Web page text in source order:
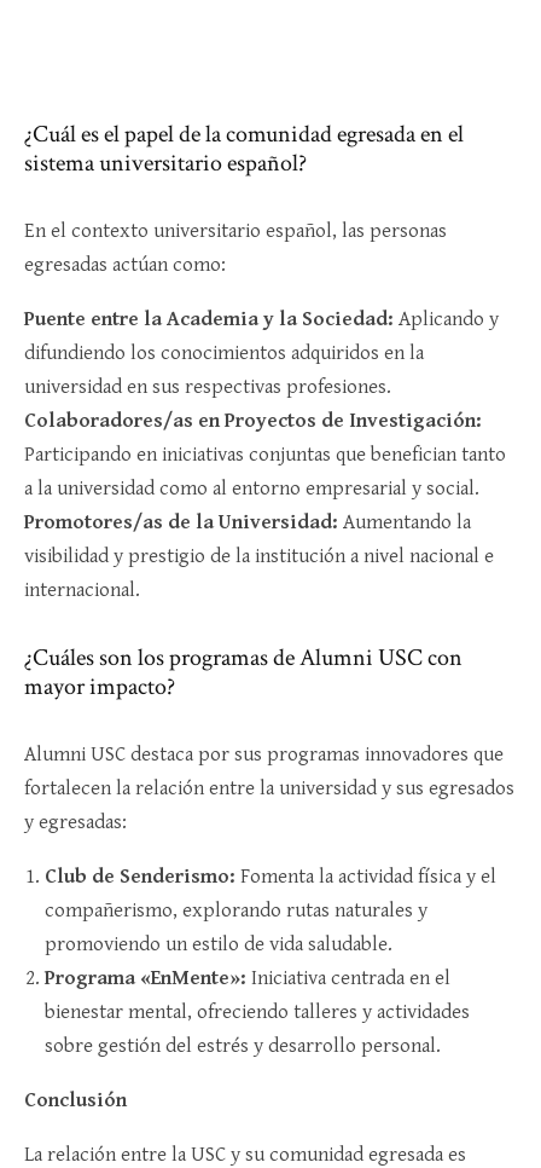
¿Cuál es el papel de la comunidad egresada en el
sistema universitario español?
En el contexto universitario español, las personas
egresadas actúan como:
Puente entre la Academia y la Sociedad: Aplicando y
difundiendo los conocimientos adquiridos en la
universidad en sus respectivas profesiones.
Colaboradores/as en Proyectos de Investigación:
Participando en iniciativas conjuntas que benefician tanto
a la universidad como al entorno empresarial y social.
Promotores/as de la Universidad: Aumentando la
visibilidad y prestigio de la institución a nivel nacional e
internacional.
¿Cuáles son los programas de Alumni USC con
mayor impacto?
Alumni USC destaca por sus programas innovadores que
fortalecen la relación entre la universidad y sus egresados
y egresadas:
Club de Senderismo: Fomenta la actividad física y el
compañerismo, explorando rutas naturales y
promoviendo un estilo de vida saludable.
Programa «EnMente»: Iniciativa centrada en el
bienestar mental, ofreciendo talleres y actividades
sobre gestión del estrés y desarrollo personal.
Conclusión
La relación entre la USC y su comunidad egresada es